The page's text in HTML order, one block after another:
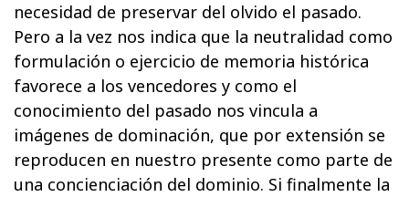
necesidad de preservar del olvido el pasado.
Pero a la vez nos indica que la neutralidad como
formulación o ejercicio de memoria histórica
favorece a los vencedores y como el
conocimiento del pasado nos vincula a
imágenes de dominación, que por extensión se
reproducen en nuestro presente como parte de
una concienciación del dominio. Si finalmente la